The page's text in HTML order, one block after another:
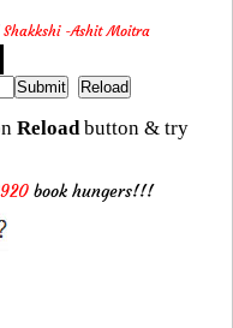
Shakkshi -Ashit Moitra
Reloadbutton & try
book hungers!!!